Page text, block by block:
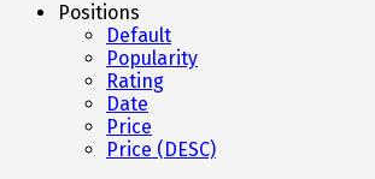
Positions
Default
Popularity
Rating
Date
Price
Price (DESC)